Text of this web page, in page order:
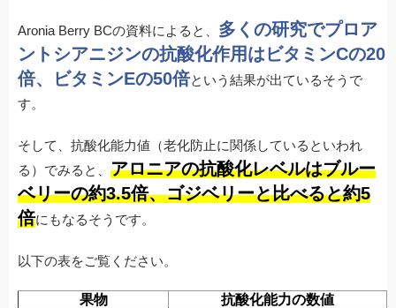
Aronia Berry BCの資料によると、 多くの研究でプロア
ントシアニジンの抗酸化作用はビタミンCの20
倍、ビタミンEの50倍という結果が出ているそうで
す。
そして、抗酸化能力値（老化防止に関係しているといわれ
る）でみると、 アロニアの抗酸化レベルはブルー
ベリーの約3.5倍、ゴジベリーと比べると約5
倍にもなるそうです。
以下の表をご覧ください。
果物 抗酸化能力の数値